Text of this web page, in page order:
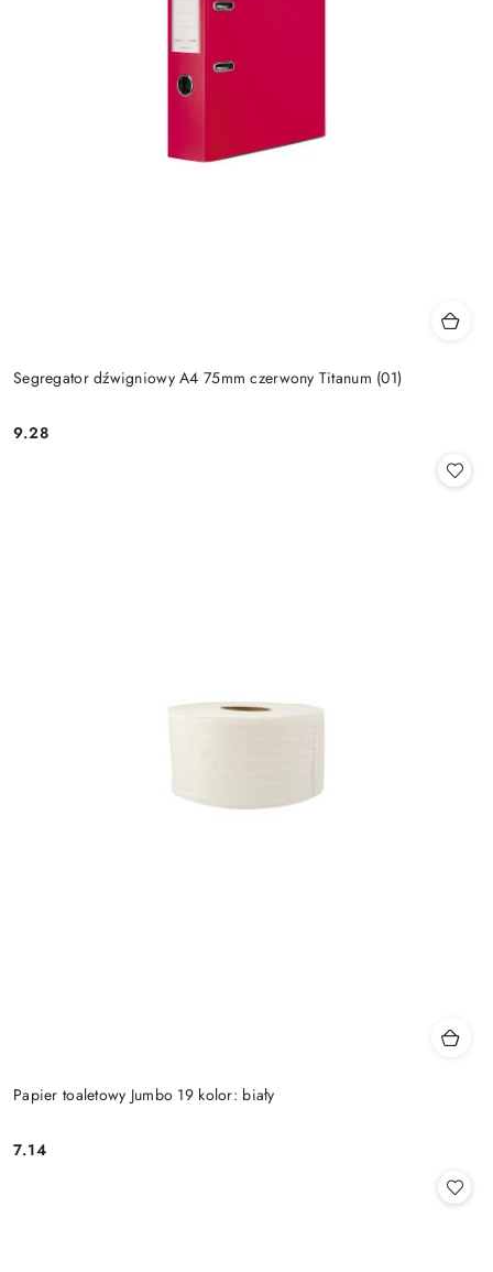
Segregator dźwigniowy A4 75mm czerwony Titanum (01)
Cena:
9.28
Papier toaletowy Jumbo 19 kolor: biały
Cena:
7.14